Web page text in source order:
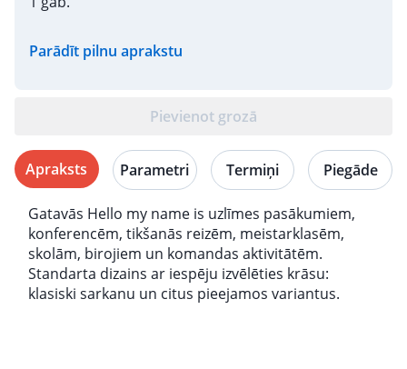
Parādīt pilnu aprakstu
Pievienot grozā
Apraksts Parametri Termiņi Piegāde
Gatavās Hello my name is uzlīmes pasākumiem,
konferencēm, tikšanās reizēm, meistarklasēm,
skolām, birojiem un komandas aktivitātēm.
Standarta dizains ar iespēju izvēlēties krāsu:
klasiski sarkanu un citus pieejamos variantus.